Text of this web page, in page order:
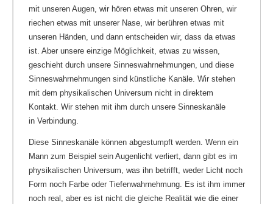
mit unseren Augen, wir hören etwas mit unseren Ohren, wir
riechen etwas mit unserer Nase, wir berühren etwas mit
unseren Händen, und dann entscheiden wir, dass da etwas
ist. Aber unsere einzige Möglichkeit, etwas zu wissen,
geschieht durch unsere Sinneswahrnehmungen, und diese
Sinneswahrnehmungen sind künstliche Kanäle. Wir stehen
mit dem physikalischen Universum nicht in direktem
Kontakt. Wir stehen mit ihm durch unsere Sinneskanäle
in Verbindung.
Diese Sinneskanäle können abgestumpft werden. Wenn ein
Mann zum Beispiel sein Augenlicht verliert, dann gibt es im
physikalischen Universum, was ihn betrifft, weder Licht noch
Form noch Farbe oder Tiefenwahrnehmung. Es ist ihm immer
noch real, aber es ist nicht die gleiche Realität wie die einer